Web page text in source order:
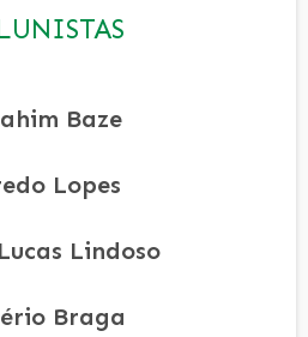
Baze
Lopes
Lindoso
Braga